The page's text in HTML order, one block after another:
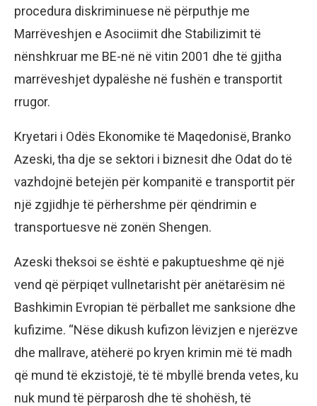
procedura diskriminuese në përputhje me
Marrëveshjen e Asociimit dhe Stabilizimit të
nënshkruar me BE-në në vitin 2001 dhe të gjitha
marrëveshjet dypalëshe në fushën e transportit
rrugor.
Kryetari i Odës Ekonomike të Maqedonisë, Branko
Azeski, tha dje se sektori i biznesit dhe Odat do të
vazhdojnë betejën për kompanitë e transportit për
një zgjidhje të përhershme për qëndrimin e
transportuesve në zonën Shengen.
Azeski theksoi se është e pakuptueshme që një
vend që përpiqet vullnetarisht për anëtarësim në
Bashkimin Evropian të përballet me sanksione dhe
kufizime. “Nëse dikush kufizon lëvizjen e njerëzve
dhe mallrave, atëherë po kryen krimin më të madh
që mund të ekzistojë, të të mbyllë brenda vetes, ku
nuk mund të përparosh dhe të shohësh, të